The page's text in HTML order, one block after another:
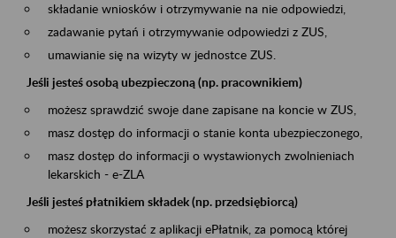
składanie wniosków i otrzymywanie na nie odpowiedzi,
zadawanie pytań i otrzymywanie odpowiedzi z ZUS,
umawianie się na wizyty w jednostce ZUS.
Jeśli jesteś osobą ubezpieczoną (np. pracownikiem)
możesz sprawdzić swoje dane zapisane na koncie w ZUS,
masz dostęp do informacji o stanie konta ubezpieczonego,
masz dostęp do informacji o wystawionych zwolnieniach
lekarskich - e-ZLA
Jeśli jesteś płatnikiem składek (np. przedsiębiorcą)
możesz skorzystać z aplikacji ePłatnik, za pomocą której